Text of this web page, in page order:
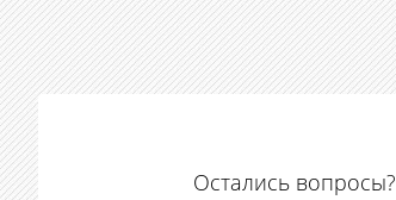
Остались вопросы?